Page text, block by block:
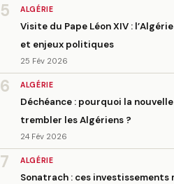
5 ALGÉRIE
Visite du Pape Léon XIV :
et enjeux politiques
25 Fév 2026
6 ALGÉRIE
Déchéance : pourquoi la
trembler les Algériens ?
24 Fév 2026
7 ALGÉRIE
Sonatrach : ces